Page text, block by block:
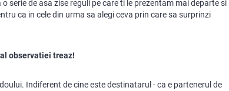
serie de asa zise reguli pe care ti le prezentam mai departe si
ca in cele din urma sa alegi ceva prin care sa surprinzi
observatiei treaz!
Indiferent de cine este destinatarul - ca e partenerul de